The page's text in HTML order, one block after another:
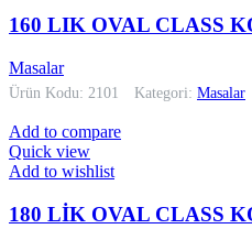
160 LIK OVAL CLASS
Masalar
Ürün Kodu: 2101 Kategori: Masalar
Add to compare
Quick view
Add to wishlist
180 LİK OVAL CLASS